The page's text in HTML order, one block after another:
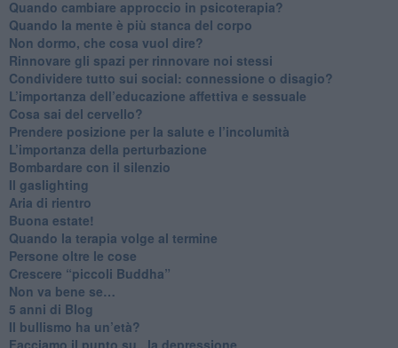
Quando cambiare approccio in psicoterapia?
​Quando la mente è più stanca del corpo
Non dormo, che cosa vuol dire?
​Rinnovare gli spazi per rinnovare noi stessi
​Condividere tutto sui social: connessione o disagio?
​L’importanza dell’educazione affettiva e sessuale
​Cosa sai del cervello?
Prendere posizione per la salute e l’incolumità
L’importanza della perturbazione
​Bombardare con il silenzio
Il gaslighting
Aria di rientro
Buona estate!
​Quando la terapia volge al termine
​Persone oltre le cose
​Crescere “piccoli Buddha”
Non va bene se…
​5 anni di Blog
​Il bullismo ha un’età?
Facciamo il punto su...la depressione